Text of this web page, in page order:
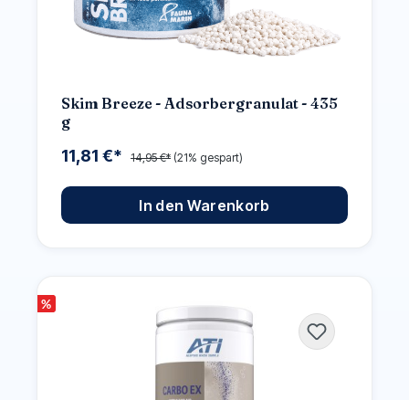
Skim Breeze - Adsorbergranulat - 435
g
11,81 €* 14,95 €* (21% gespart)
In den Warenkorb
%